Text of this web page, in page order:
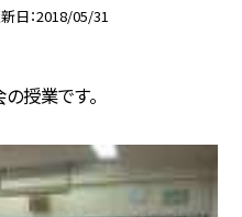
日 2018/05/31
授業です。